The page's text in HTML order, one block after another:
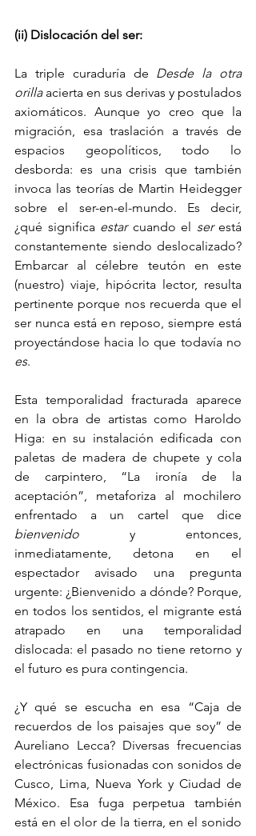
(ii) Dislocación del ser:
La triple curaduría de Desde la otra
orilla acierta en sus derivas y postulados
axiomáticos. Aunque yo creo que la
migración, esa traslación a través de
espacios geopolíticos, todo lo
desborda: es una crisis que también
invoca las teorías de Martin Heidegger
sobre el ser-en-el-mundo. Es decir,
¿qué significa estar cuando el ser está
constantemente siendo deslocalizado?
Embarcar al célebre teutón en este
(nuestro) viaje, hipócrita lector, resulta
pertinente porque nos recuerda que el
ser nunca está en reposo, siempre está
es.
Esta temporalidad fracturada aparece
en la obra de artistas como Haroldo
Higa: en su instalación edificada con
paletas de madera de chupete y cola
de carpintero, “La ironía de la
aceptación”, metaforiza al mochilero
bienvenido y entonces,
inmediatamente, detona en el
espectador avisado una pregunta
urgente: ¿Bienvenido a dónde? Porque,
en todos los sentidos, el migrante está
atrapado en una temporalidad
dislocada: el pasado no tiene retorno y
el futuro es pura contingencia.
¿Y qué se escucha en esa “Caja de
recuerdos de los paisajes que soy” de
Aureliano Lecca? Diversas frecuencias
electrónicas fusionadas con sonidos de
Cusco, Lima, Nueva York y Ciudad de
México. Esa fuga perpetua también
está en el olor de la tierra, en el sonido